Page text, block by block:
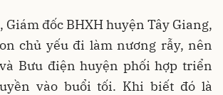
Giám đốc BHXH huyện Tây Giang,
chủ yếu đi làm nương rẫy, nên
Bưu điện huyện phối hợp triển
vào buổi tối. Khi biết đó là